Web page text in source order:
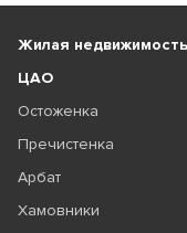
Жилая недвижимость
ЦАО
Остоженка
Пречистенка
Арбат
Хамовники